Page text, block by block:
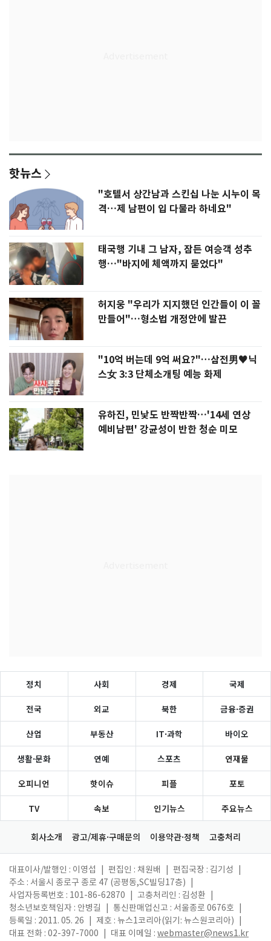
핫뉴스
"호텔서 상간남과 스킨십 나눈 시누이 목
격…제 남편이 입 다물라 하네요"
태국행 기내 그 남자, 잠든 여승객 성추
행…"바지에 체액까지 묻었다"
허지웅 "우리가 지지했던 인간들이 이 꼴
만들어"…형소법 개정안에 발끈
"10억 버는데 9억 써요?"…삼전男♥닉
스女 3:3 단체소개팅 예능 화제
유하진, 민낯도 반짝반짝…'14세 연상
예비남편' 강균성이 반한 청순 미모
정치 사회 경제 국제
전국 외교 북한 금융·증권
산업 부동산 IT·과학 바이오
생활·문화 연예 스포츠 연재물
오피니언 핫이슈 피플 포토
TV 속보 인기뉴스 주요뉴스
회사소개 광고/제휴·구매문의 이용약관·정책 고충처리
대표이사/발행인 : 이영섭 편집인 : 채원배 편집국장 : 김기성
주소 : 서울시 종로구 종로 47 (공평동,SC빌딩17층)
사업자등록번호 : 101-86-62870
고충처리인 : 김성환
청소년보호책임자 : 안병길
통신판매업신고 : 서울종로 0676호
등록일 : 2011. 05. 26
제호 : 뉴스1코리아(읽기: 뉴스원코리아)
대표 전화 : 02-397-7000
대표 이메일 : webmaster@news1.kr